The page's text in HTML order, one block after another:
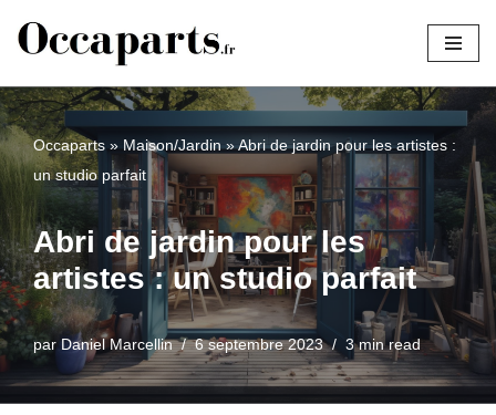
au
contenu
Occaparts»Maison/Jardin»Abri de jardin pour les artistes :
un studio parfait
Abri de jardin pour les
artistes : un studio parfait
parDaniel Marcellin 6 septembre 2023 3 min read